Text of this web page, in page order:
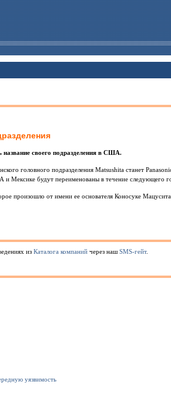
своего подразделения в США.
головного подразделения Matsushita станет
Мексике будут переименованы в течение следующего
произошло от имени ее основателя Коносуке
из Каталога компаний через наш SMS-гейт.
уязвимость